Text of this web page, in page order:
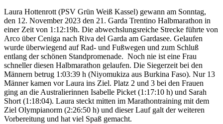
Laura Hottenrott (PSV Grün Weiß Kassel) gewann am Sonntag,
den 12. November 2023 den 21. Garda Trentino Halbmarathon in
einer Zeit von 1:12:19h. Die abwechslungsreiche Strecke führte von
Arco über Ceniga nach Riva del Garda am Gardasee. Gelaufen
wurde überwiegend auf Rad- und Fußwegen und zum Schluß
entlang der schönen Standpromenade. Noch nie ist eine Frau
schneller diesen Halbmarathon gelaufen. Die Siegerzeit bei den
Männern betrug 1:03:39 h (Niyomukiza aus Burkina Faso). Nur 13
Männer kamen vor Laura ins Ziel. Platz 2 und 3 bei den Frauen
ging an die Australierinnen Isabelle Picket (1:17:10 h) und Sarah
Short (1:18:04). Laura steckt mitten im Marathontraining mit dem
Ziel Olympianorm (2:26:50 h) und dieser Lauf galt der weiteren
Vorbereitung und hat viel Spaß gemacht.